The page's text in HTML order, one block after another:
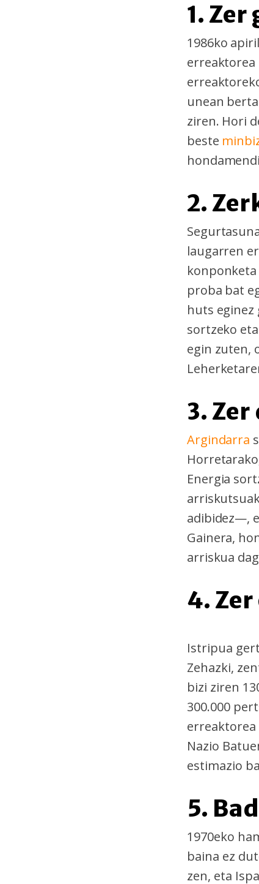
1.
1986ko
erreaktorea
unean
ziren. Hori
beste
2.
laugarren
proba bat
huts
sortzeko
egin zuten,
3.
Argindarra
Energia
adibidez—,
Gainera,
arriskua
4.
Istripua
Zehazki,
bizi ziren
300.000
Nazio
estimazio
5.
1970eko
baina ez
zen, eta